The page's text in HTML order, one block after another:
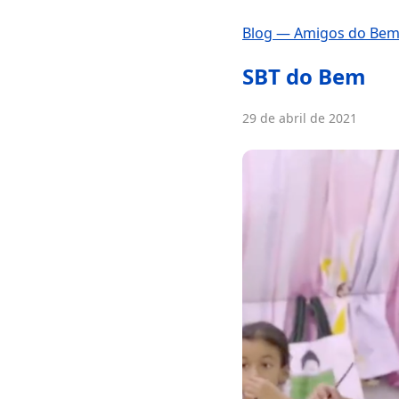
Blog — Amigos do Bem
SBT do Bem
29 de abril de 2021